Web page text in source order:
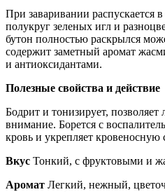
При заваривании распускается
полукруг зеленых игл и
бутон полностью раскрылся
содержит заметный аромат
и антиоксидантами.
Полезные свойства и действие
Бодрит и тонизирует, позволяет
внимание. Борется с
кровь и укрепляет кровеносную
Вкус Тонкий, с фруктовыми и
Аромат Легкий, нежный,